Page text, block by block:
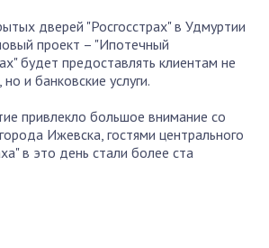
дверей "Росгосстрах" в Удмуртии
проект – "Ипотечный
будет предоставлять клиентам не
и банковские услуги.
привлекло большое внимание со
Ижевска, гостями центрального
в это день стали более ста